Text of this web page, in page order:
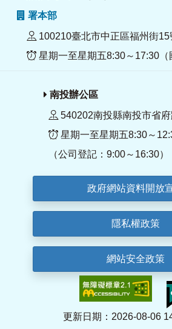
署本部
100210臺北市中正區福州街15
星期一至星期五8:30～17:30（
南投辦公區
540202南投縣南投市省
星期一至星期五8:30～
（公司登記：9:00～16:30）
政府網站資料開放
隱私權政策
網站安全政策
更新日期：2026-08-06